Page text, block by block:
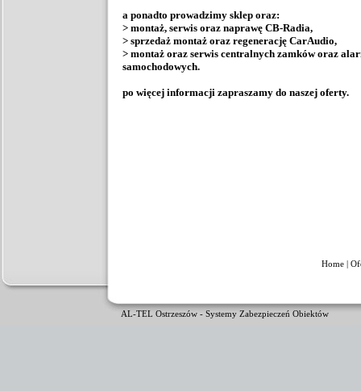
a ponadto prowadzimy sklep oraz:
> montaż, serwis oraz naprawę CB-Radia,
> sprzedaż montaż oraz regenerację CarAudio,
> montaż oraz serwis centralnych zamków oraz
samochodowych.
po więcej informacji zapraszamy do naszej oferty.
Home|
AL-TEL Ostrzeszów - Systemy Zabezpieczeń Obiektów